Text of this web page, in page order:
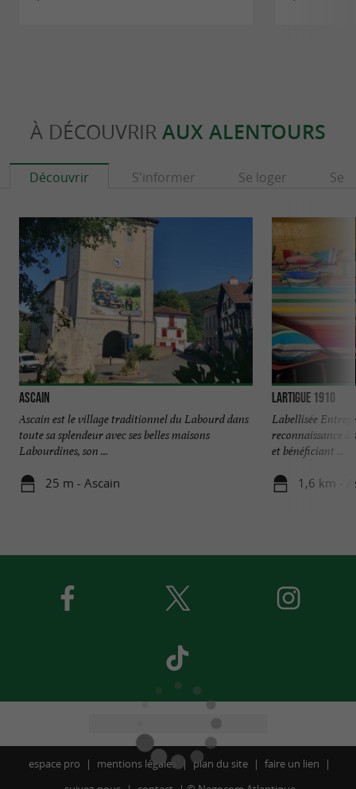
À DÉCOUVRIR AUX ALENTOURS
Découvrir S'informer Se loger Se
Ascain
Ascain est le village traditionnel du Labourd dans
toute sa splendeur avec ses belles maisons
Labourdines, son ...
25 m - Ascain
Lartigue 1910
Labellisée
reconnaissance
et bénéficiant ...
1,6 km -
espace pro mentions légales plan du site
faire un lien